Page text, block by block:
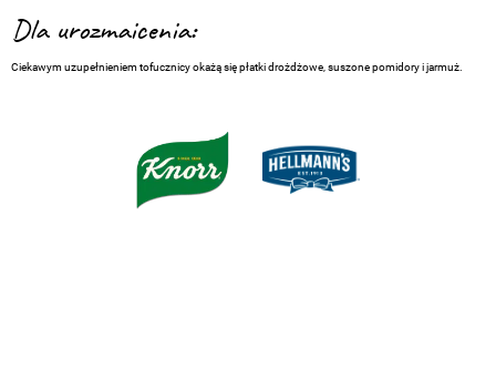
Dla urozmaicenia:
Ciekawym uzupełnieniem tofucznicy okażą się płatki drożdżowe, suszone pomidory i jarmuż.